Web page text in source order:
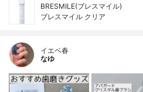
BRESMILE(ブレスマイル)
ブレスマイル クリア
イエベ春
なゆ